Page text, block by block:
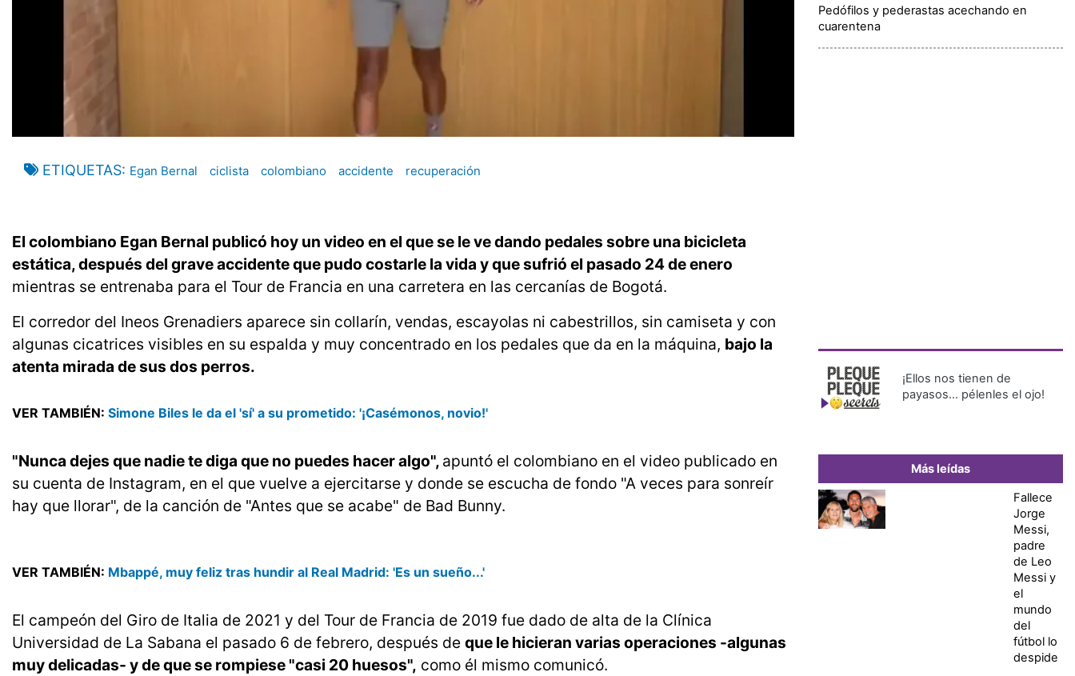
ETIQUETAS Egan Bernal ciclista colombiano accidente recuperación
El colombiano Egan Bernal publicó hoy un video en el que se le ve dando pedales sobre una bicicleta
estática, después del grave accidente que pudo costarle la vida y que sufrió el pasado 24 de enero
mientras se entrenaba para el Tour de Francia en una carretera en las cercanías de Bogotá.
El corredor del Ineos Grenadiers aparece sin collarín, vendas, escayolas ni cabestrillos, sin camiseta y con
algunas cicatrices visibles en su espalda y muy concentrado en los pedales que da en la máquina, bajo la
atenta mirada de sus dos perros.
VER TAMBIÉN: Simone Biles le da el 'sí' a su prometido: '¡Casémonos, novio!'
"Nunca dejes que nadie te diga que no puedes hacer algo", apuntó el colombiano en el video publicado en
su cuenta de Instagram, en el que vuelve a ejercitarse y donde se escucha de fondo "A veces para sonreír
hay que llorar", de la canción de "Antes que se acabe" de Bad Bunny.
VER TAMBIÉN: Mbappé, muy feliz tras hundir al Real Madrid: 'Es un sueño...'
El campeón del Giro de Italia de 2021 y del Tour de Francia de 2019 fue dado de alta de la Clínica
Universidad de La Sabana el pasado 6 de febrero, después de que le hicieran varias operaciones -algunas
muy delicadas- y de que se rompiese "casi 20 huesos", como él mismo comunicó.
Pedófilos y pederastas acechando en
cuarentena
¡Ellos nos tienen de
payasos… pélenles el ojo!
Más leídas
Fallece
Jorge
Messi,
padre
de Leo
Messi y
el
mundo
del
fútbol lo
despide